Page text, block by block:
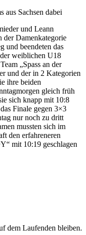
aus Sachsen dabei
und Leann
der Damenkategorie
und beendeten das
weiblichen U18
„Spass an der
und der in 2 Kategorien
ihre beiden
gleich früh
sich knapp mit 10:8
Finale gegen 3×3
nur noch zu dritt
mussten sich im
den erfahreneren
mit 10:19 geschlagen
dem Laufenden bleiben.